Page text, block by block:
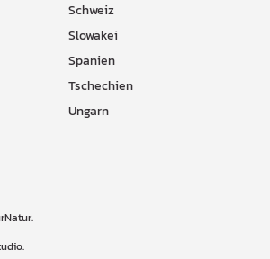
Schweiz
Slowakei
Spanien
Tschechien
Ungarn